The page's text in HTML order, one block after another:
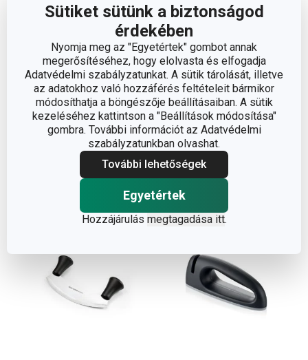
Sütiket sütünk a biztonságod
érdekében
Nyomja meg az "Egyetértek" gombot annak
megerősítéséhez, hogy elolvasta és elfogadja
Adatvédelmi szabályzatunkat. A sütik tárolását, illetve
az adatokhoz való hozzáférés feltételeit bármikor
módosíthatja a böngészője beállításaiban. A sütik
kezeléséhez kattintson a "Beállítások módosítása"
gombra. További információt az Adatvédelmi
szabályzatunkban olvashat.
További lehetőségek
Egyetértek
Hozzájárulás megtagadása itt.
SONIC sonkakés 24 cm
3 280 Ft
Elérhető a webáruházban
Elérhető a 1 boltban
SONIC parmezánkés
7 cm
2 790 Ft
Elérhető a webáruházban
Elérhető a 1 boltban
Kosárba